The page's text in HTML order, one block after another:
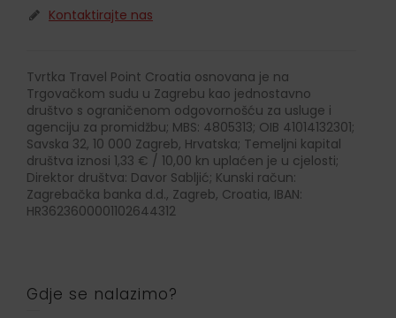
Kontaktirajte nas
Tvrtka Travel Point Croatia osnovana je na
Trgovačkom sudu u Zagrebu kao jednostavno
društvo s ograničenom odgovornošću za usluge i
agenciju za promidžbu; MBS: 4805313; OIB 41014132301;
Savska 32, 10 000 Zagreb, Hrvatska; Temeljni kapital
društva iznosi 1,33 € / 10,00 kn uplaćen je u cjelosti;
Direktor društva: Davor Sabljić; Kunski račun:
Zagrebačka banka d.d., Zagreb, Croatia, IBAN:
HR3623600001102644312
Gdje se nalazimo?